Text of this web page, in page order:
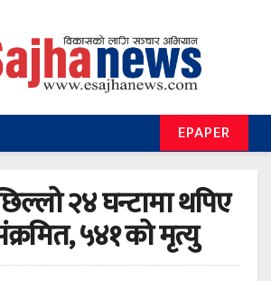
EPAPER
२४ घन्टामा थपिए
५४१ को मृत्यु